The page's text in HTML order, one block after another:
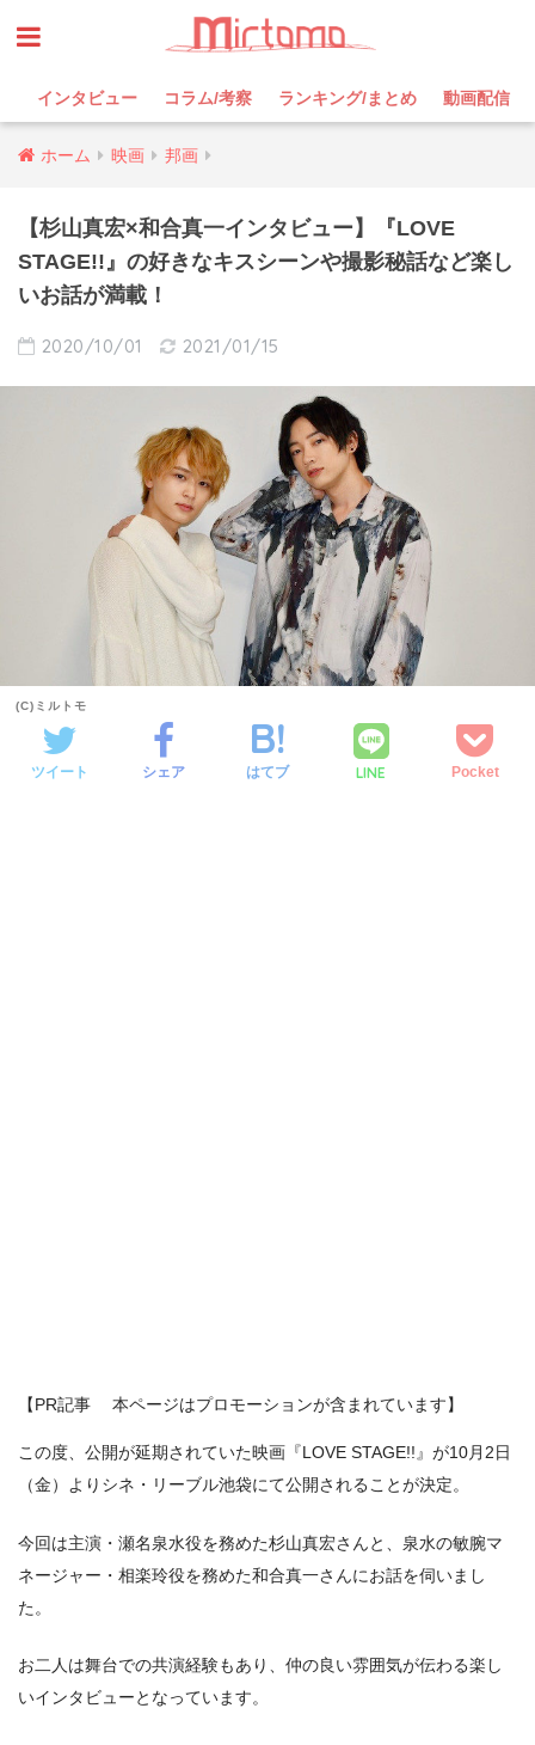
インタビュー コラム/考察 ランキング/まとめ 動画配信
ホーム 映画 邦画
【杉山真宏×和合真一インタビュー】『LOVE
STAGE!!』の好きなキスシーンや撮影秘話など楽し
いお話が満載！
2020/10/01 2021/01/15
(C)ミルトモ
ツイート シェア はてブ LINE Pocket
【PR記事 本ページはプロモーションが含まれています】
この度、公開が延期されていた映画『LOVE STAGE!!』が10月2日
（金）よりシネ・リーブル池袋にて公開されることが決定。
今回は主演・瀬名泉水役を務めた杉山真宏さんと、泉水の敏腕マ
ネージャー・相楽玲役を務めた和合真一さんにお話を伺いまし
た。
お二人は舞台での共演経験もあり、仲の良い雰囲気が伝わる楽し
いインタビューとなっています。